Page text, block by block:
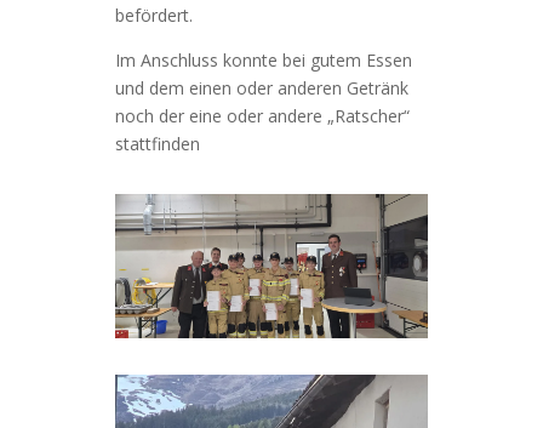
befördert.
Im Anschluss konnte bei gutem Essen
und dem einen oder anderen Getränk
noch der eine oder andere „Ratscher“
stattfinden